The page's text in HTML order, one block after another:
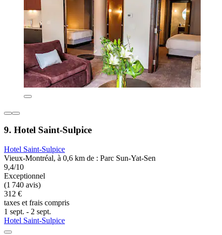
9. Hotel Saint-Sulpice
Hotel Saint-Sulpice
Vieux-Montréal, à 0,6 km de : Parc Sun-Yat-Sen
9,4/10
Exceptionnel
(1 740 avis)
312 €
taxes et frais compris
1 sept. - 2 sept.
Hotel Saint-Sulpice